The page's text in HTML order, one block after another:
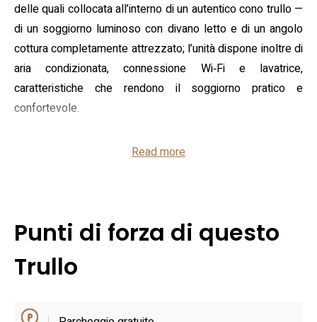
delle quali collocata all’interno di un autentico cono trullo —
di un soggiorno luminoso con divano letto e di un angolo
cottura completamente attrezzato; l’unità dispone inoltre di
aria condizionata, connessione Wi‑Fi e lavatrice,
caratteristiche che rendono il soggiorno pratico e
confortevole.
terrazza attrezzata per pasti all’aperto, immersi in un
Ostuni, il che lo rende una base comoda per visitare i trulli a
Ostuni, i borghi della Valle d’Itria e le spiagge della costa
adriatica nelle vicinanze; è previsto parcheggio in loco e la
Read more
Punti di forza di questo
Trullo